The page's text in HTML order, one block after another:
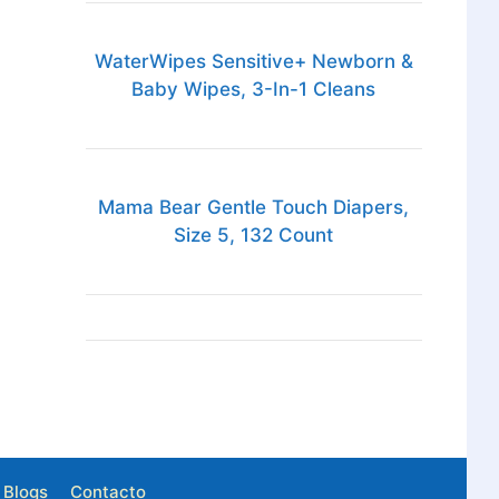
WaterWipes Sensitive+ Newborn &
Baby Wipes, 3-In-1 Cleans
Mama Bear Gentle Touch Diapers,
Size 5, 132 Count
Blogs Contacto